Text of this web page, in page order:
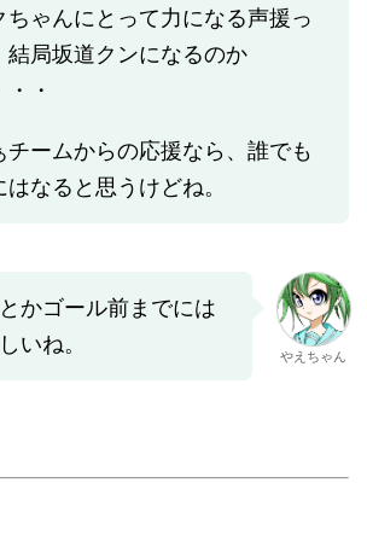
ちゃんにとって力になる声援っ
結局坂道クンになるのか
・・
チームからの応援なら、誰でも
はなると思うけどね。
かゴール前までには
いね。
やえちゃん